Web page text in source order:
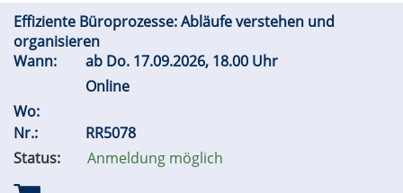
Effiziente Büroprozesse: Abläufe verstehen und
organisieren
Wann:
ab Do. 17.09.2026, 18.00 Uhr
Online
Wo:
Nr.:
RR5078
Status:
Anmeldung möglich